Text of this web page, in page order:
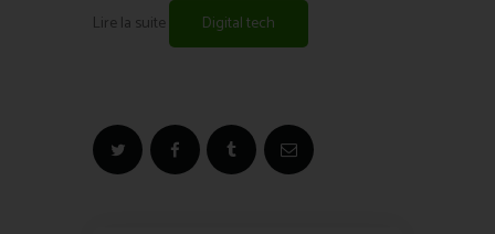
Lire la suite Digital tech